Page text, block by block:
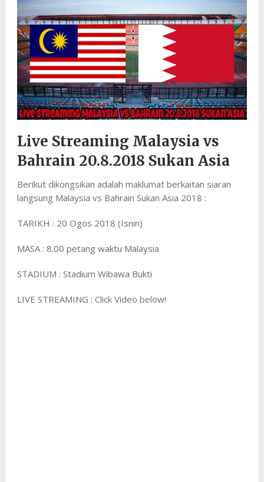
Live Streaming Malaysia vs
Bahrain 20.8.2018 Sukan Asia
Berikut dikongsikan adalah maklumat berkaitan siaran
langsung Malaysia vs Bahrain Sukan Asia 2018 :
TARIKH : 20 Ogos 2018 (Isnin)
MASA : 8.00 petang waktu Malaysia
STADIUM : Stadium Wibawa Bukti
LIVE STREAMING : Click Video below!